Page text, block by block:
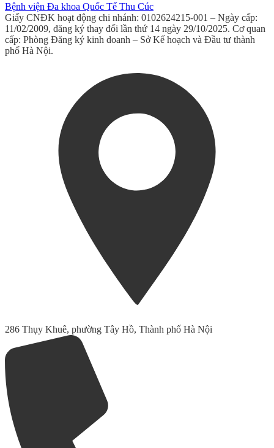
Bệnh viện Đa khoa Quốc Tế Thu Cúc
Giấy CNĐK hoạt động chi nhánh: 0102624215-001 – Ngày cấp:
11/02/2009, đăng ký thay đổi lần thứ 14 ngày 29/10/2025. Cơ quan
cấp: Phòng Đăng ký kinh doanh – Sở Kế hoạch và Đầu tư thành
phố Hà Nội.
286 Thụy Khuê, phường Tây Hồ, Thành phố Hà Nội